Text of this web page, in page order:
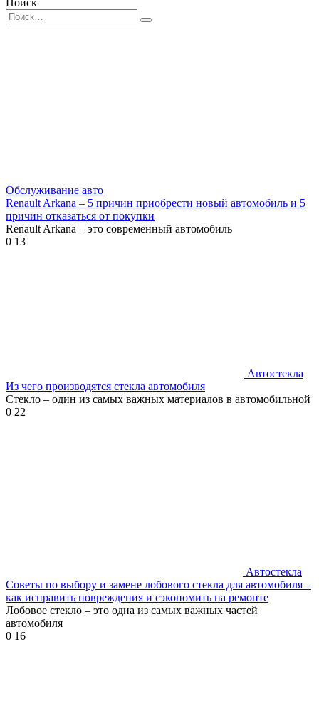
Search
for:
Обслуживание авто
Renault Arkana – 5 причин приобрести новый автомобиль и 5
причин отказаться от покупки
Renault Arkana – это современный автомобиль
0 13
Автостекла
Из чего производятся стекла автомобиля
Стекло – один из самых важных материалов в автомобильной
0 22
Автостекла
Советы по выбору и замене лобового стекла для автомобиля –
как исправить повреждения и сэкономить на ремонте
Лобовое стекло – это одна из самых важных частей
автомобиля
0 16